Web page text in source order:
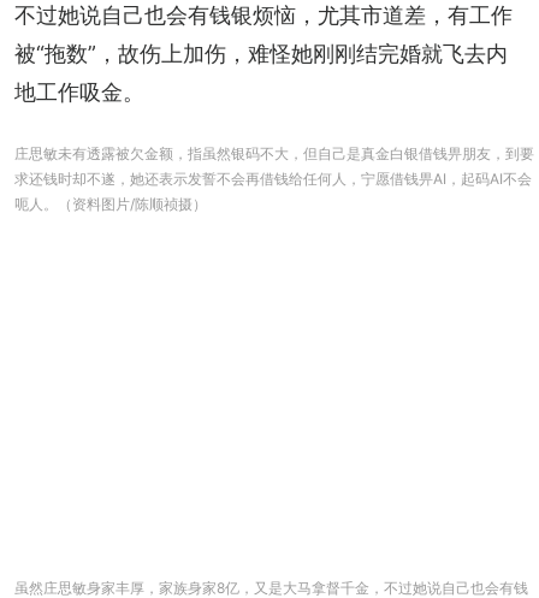
不过她说自己也会有钱银烦恼，尤其市道差，有工作
被“拖数”，故伤上加伤，难怪她刚刚结完婚就飞去内
地工作吸金。
庄思敏未有透露被欠金额，指虽然银码不大，但自己是真金白银借钱畀朋友，到要
求还钱时却不遂，她还表示发誓不会再借钱给任何人，宁愿借钱畀AI，起码AI不会
呃人。（资料图片/陈顺祯摄）
虽然庄思敏身家丰厚，家族身家8亿，又是大马拿督千金，不过她说自己也会有钱